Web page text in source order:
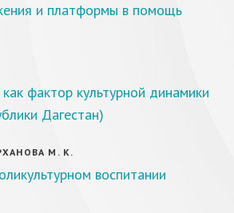
и платформы в помощь
фактор культурной динамики
Дагестан)
М. К.
воспитании